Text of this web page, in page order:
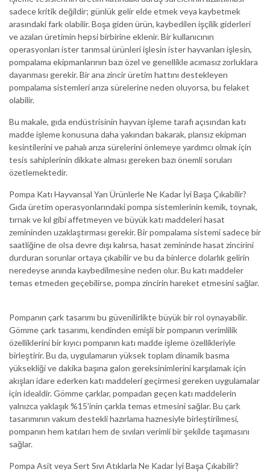
sadece kritik değildir; günlük gelir elde etmek veya kaybetmek
arasındaki fark olabilir. Boşa giden ürün, kaybedilen işçilik giderleri
ve azalan üretimin hepsi birbirine eklenir. Bir kullanıcının
operasyonları ister tarımsal ürünleri işlesin ister hayvanları işlesin,
pompalama ekipmanlarının bazı özel ve genellikle acımasız zorluklara
dayanması gerekir. Bir ana zincir üretim hattını destekleyen
pompalama sistemleri arıza sürelerine neden oluyorsa, bu felaket
olabilir.
Bu makale, gıda endüstrisinin hayvan işleme tarafı açısından katı
madde işleme konusuna daha yakından bakarak, plansız ekipman
kesintilerini ve pahalı arıza sürelerini önlemeye yardımcı olmak için
tesis sahiplerinin dikkate alması gereken bazı önemli soruları
özetlemektedir.
Pompa Katı Hayvansal Yan Ürünlerle Ne Kadar İyi Başa Çıkabilir?
Gıda üretim operasyonlarındaki pompa sistemlerinin kemik, toynak,
tırnak ve kıl gibi affetmeyen ve büyük katı maddeleri hasat
zemininden uzaklaştırması gerekir. Bir pompalama sistemi sadece bir
saatliğine de olsa devre dışı kalırsa, hasat zemininde hasat zincirini
durduran sorunlar ortaya çıkabilir ve bu da binlerce dolarlık gelirin
neredeyse anında kaybedilmesine neden olur. Bu katı maddeler
temas etmeden geçebilirse, pompa zincirin hareket etmesini sağlar.
Pompanın çark tasarımı bu güvenilirlikte büyük bir rol oynayabilir.
Gömme çark tasarımı, kendinden emişli bir pompanın verimlilik
özelliklerini bir kıyıcı pompanın katı madde işleme özellikleriyle
birleştirir. Bu da, uygulamanın yüksek toplam dinamik basma
yüksekliği ve dakika başına galon gereksinimlerini karşılamak için
akışları idare ederken katı maddeleri geçirmesi gereken uygulamalar
için idealdir. Gömme çarklar, pompadan geçen katı maddelerin
yalnızca yaklaşık %15'inin çarkla temas etmesini sağlar. Bu çark
tasarımının vakum destekli hazırlama haznesiyle birleştirilmesi,
pompanın hem katıları hem de sıvıları verimli bir şekilde taşımasını
sağlar.
Pompa Asit veya Sert Sıvı Atıklarla Ne Kadar İyi Başa Çıkabilir?